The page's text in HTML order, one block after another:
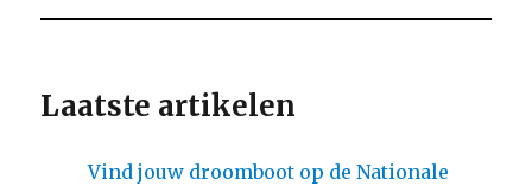
Laatste artikelen
Vind jouw droomboot op de Nationale